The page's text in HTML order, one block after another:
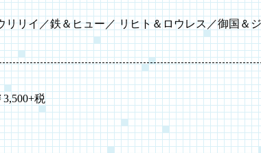
リイ／鉄＆ヒュー／ リヒト＆ロウレス／御国＆
税